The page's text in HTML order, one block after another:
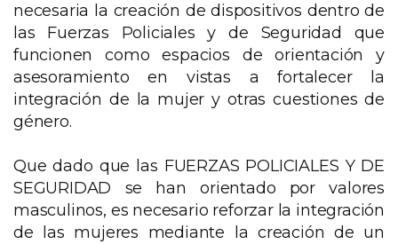
necesaria la creación de dispositivos dentro de
las Fuerzas Policiales y de Seguridad que
funcionen como espacios de orientación y
asesoramiento en vistas a fortalecer la
integración de la mujer y otras cuestiones de
género.
Que dado que las FUERZAS POLICIALES Y DE
SEGURIDAD se han orientado por valores
masculinos, es necesario reforzar la integración
de las mujeres mediante la creación de un